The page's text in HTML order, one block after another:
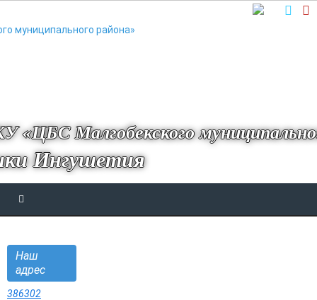
«ЦБС Малгобекского
Ингушетия
Наш
адрес
386302